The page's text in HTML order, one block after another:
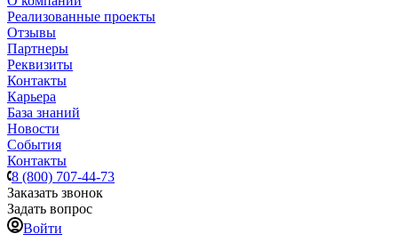
Реализованные проекты
Отзывы
Партнеры
Реквизиты
Контакты
Карьера
База знаний
Новости
События
Контакты
8 (800) 707-44-73
Заказать звонок
Задать вопрос
Войти